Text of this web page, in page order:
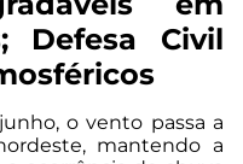
Defesa Civil
o vento passa a
mantendo a